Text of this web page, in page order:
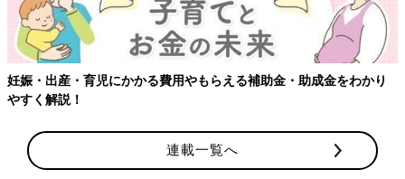
【ワクチン接種できるものも】妊婦の感染症対策、知っておいて！
連載一覧へ